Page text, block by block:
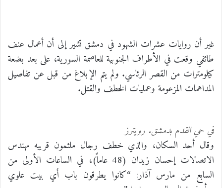
غير أن روايات عشرات الشهود في دمشق تشير إلى أن أعمال عنف
طائفي وقعت في الأطراف الجنوبية للعاصمة السورية، على بعد بضعة
كيلومترات من القصر الرئاسي. ولم يتم الإبلاغ من قبل عن تفاصيل
المداهمات المزعومة وعمليات الخطف والقتل.
في حي القدم بدمشق. رويترز
وقال أحد السكان، والذي خطف رجال ملثمون قريبه مهندس
الاتصالات إحسان زيدان (48 عاماً)، في الساعات الأولى من
السابع من مارس آذار: “كانوا يطرقون باب أي بيت علوي